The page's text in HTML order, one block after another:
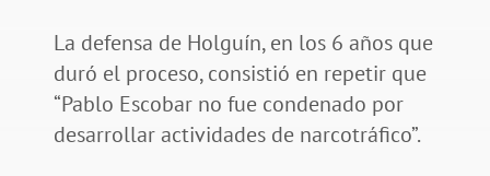
La defensa de Holguín, en los 6 años que
duró el proceso, consistió en repetir que
“Pablo Escobar no fue condenado por
desarrollar actividades de narcotráfico”.